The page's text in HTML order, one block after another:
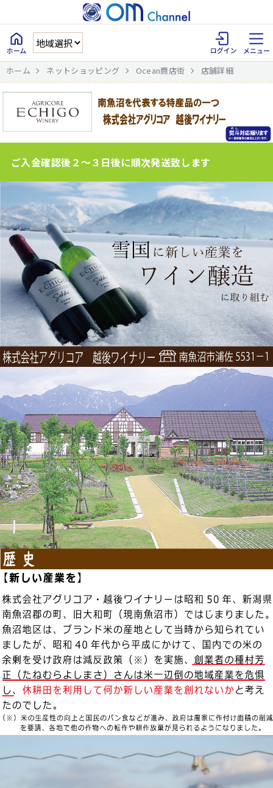
ホーム ネットショッピング Ocean商店街 店舗詳細
ご入金確認後２～３日後に順次発送致します